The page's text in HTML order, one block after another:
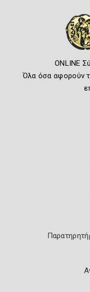
ONLINE
Όλα όσα αφορούν